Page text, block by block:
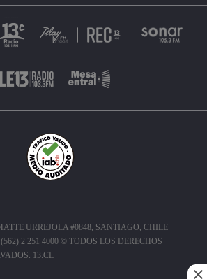
URREJOLA #0848, SANTIAGO, CHILE
2 251 4000 © TODOS LOS DERECHOS
13.CL